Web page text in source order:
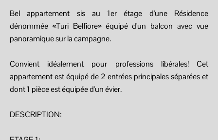
Bel appartement sis au 1er étage d'une Résidence
dénommée «Turi Belfiore» équipé d'un balcon avec vue
panoramique sur la campagne.
Convient idéalement pour professions libérales! Cet
appartement est équipé de 2 entrées principales séparées et
dont 1 pièce est équipée d'un évier.
DESCRIPTION: